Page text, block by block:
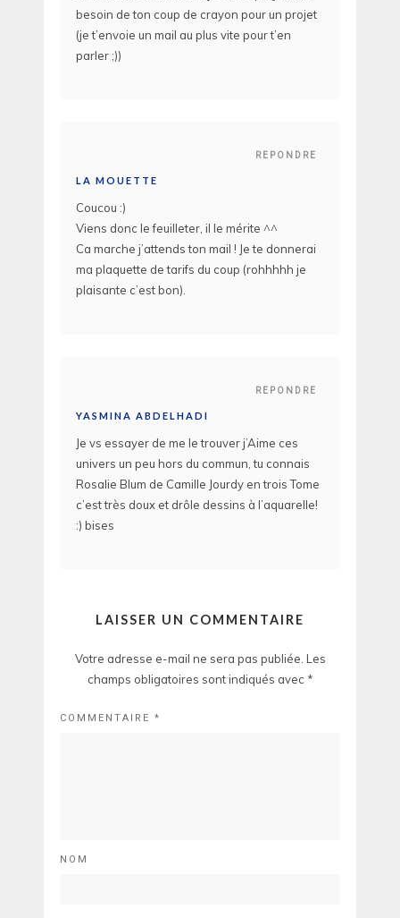
besoin de ton coup de crayon pour un projet
(je t’envoie un mail au plus vite pour t’en
parler ;))
REPONDRE
LA MOUETTE
Coucou :)
Viens donc le feuilleter, il le mérite ^^
Ca marche j’attends ton mail ! Je te donnerai
ma plaquette de tarifs du coup (rohhhhh je
plaisante c’est bon).
REPONDRE
YASMINA ABDELHADI
Je vs essayer de me le trouver j’Aime ces
univers un peu hors du commun, tu connais
Rosalie Blum de Camille Jourdy en trois Tome
c’est très doux et drôle dessins à l’aquarelle!
:) bises
LAISSER UN COMMENTAIRE
Votre adresse e-mail ne sera pas publiée. Les
champs obligatoires sont indiqués avec *
COMMENTAIRE *
NOM